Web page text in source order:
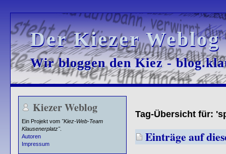
Der Kiezer
Der Kiezer
Wir bloggen den Kiez -
Wir bloggen den Kiez -
Kiezer Weblog
Ein Projekt vom "Kiez-Web-Team
Klausenerplatz".
Autoren
Impressum
Tag-Übersicht für:
Einträge auf